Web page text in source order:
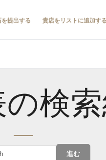
提出する 貴店をリストに追加する
検
進む